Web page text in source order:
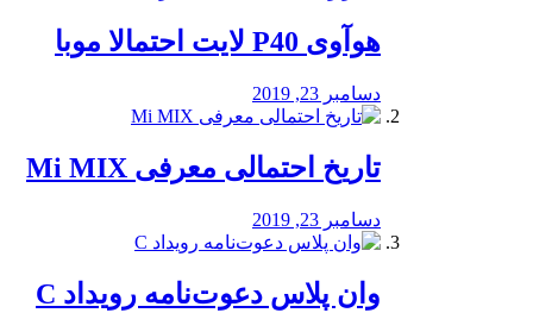
هوآوی P40 لایت احتمالا موبا
دسامبر 23, 2019
تاریخ احتمالی معرفی Mi MIX
دسامبر 23, 2019
وان پلاس دعوت‌نامه رویداد C